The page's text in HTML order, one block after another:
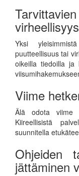
virheellisyys
Yksi
puutteellisuus tai
oikeilla tiedoilla ja
Viime
Älä odota viime
Kiireellisistä
suunnitella
Ohjeiden
jättäminen